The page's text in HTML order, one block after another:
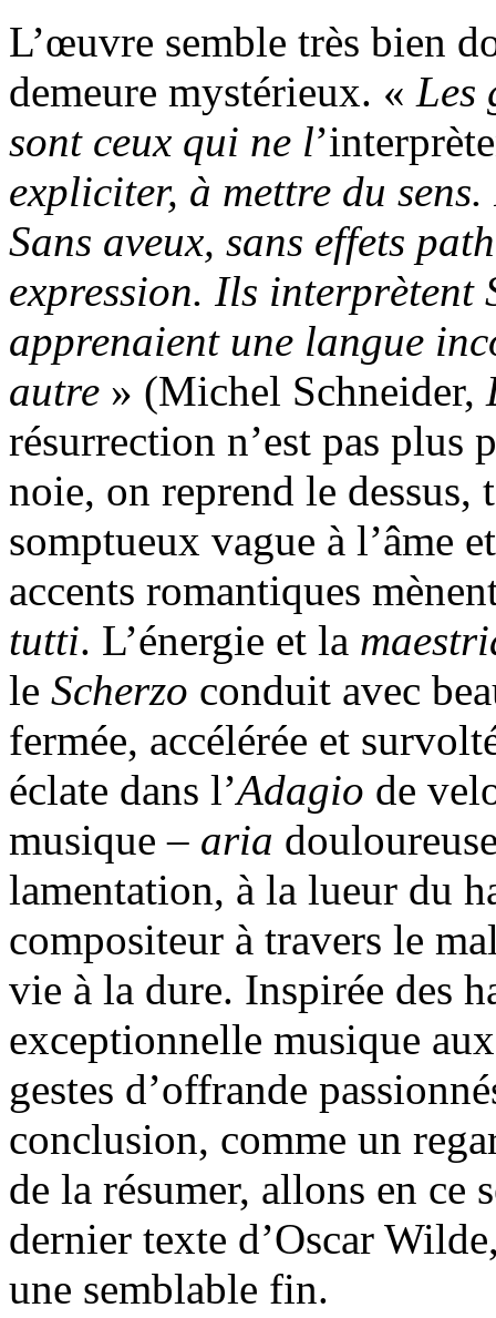
L’œuvre semble très bien
demeure mystérieux. « Les
sont ceux qui ne l
expliciter, à mettre du
Sans aveux, sans effets
expression. Ils interprètent
apprenaient une langue
autre » (Michel Schneider,
résurrection n’est pas plus
noie, on reprend le
somptueux vague à l’âme
accents romantiques
tutti. L’énergie et la
le Scherzo conduit avec
fermée, accélérée et
éclate dans l’Adagio de
musique – aria
lamentation, à la lueur du
compositeur à travers le
vie à la dure. Inspirée des
exceptionnelle musique
gestes d’offrande
conclusion, comme un
de la résumer, allons en ce
dernier texte d’Oscar
une semblable fin.